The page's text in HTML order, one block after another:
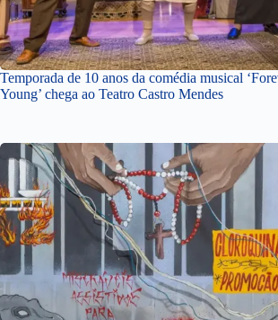
Temporada de 10 anos da comédia musical
Young’ chega ao Teatro Castro Mendes